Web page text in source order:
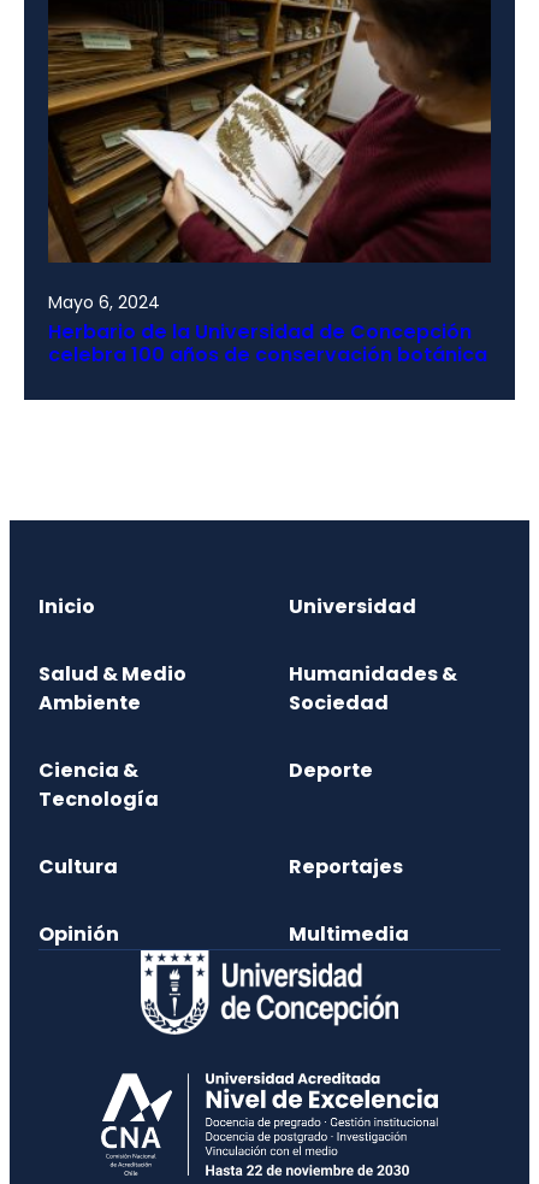
Mayo 6, 2024
Herbario de la Universidad de Concepción
celebra 100 años de conservación botánica
Inicio Universidad
Salud & Medio
Ambiente
Humanidades &
Sociedad
Ciencia &
Tecnología
Deporte
Cultura Reportajes
Opinión Multimedia